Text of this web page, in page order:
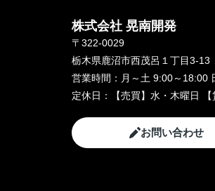
株式会社 晃南開発
〒322-0029
栃木県鹿沼市西茂呂１丁目3-13
営業時間： 月～土 9:00～18:00
定休日：
【売買】水・木曜日
お問い合わせ